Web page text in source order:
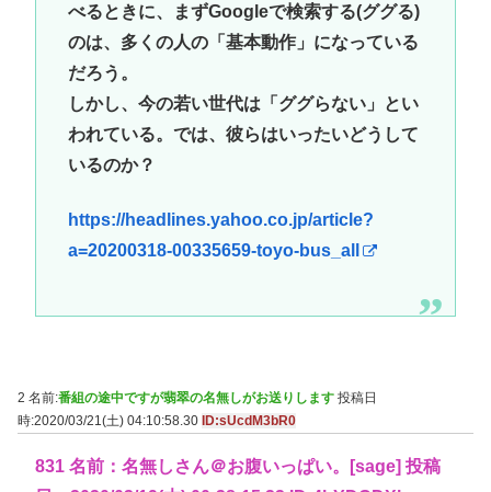
べるときに、まずGoogleで検索する(ググる)
のは、多くの人の「基本動作」になっている
だろう。
しかし、今の若い世代は「ググらない」とい
われている。では、彼らはいったいどうして
いるのか？
https://headlines.yahoo.co.jp/article?
a=20200318-00335659-toyo-bus_all
2 名前:番組の途中ですが翡翠の名無しがお送りします 投稿日
時:2020/03/21(土) 04:10:58.30 ID:sUcdM3bR0
831 名前：名無しさん＠お腹いっぱい。[sage] 投稿